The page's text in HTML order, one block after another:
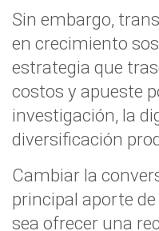
Sin embargo,
en crecimiento
estrategia que
costos y apueste
investigación, la
diversificación
Cambiar la
principal aporte
sea ofrecer una